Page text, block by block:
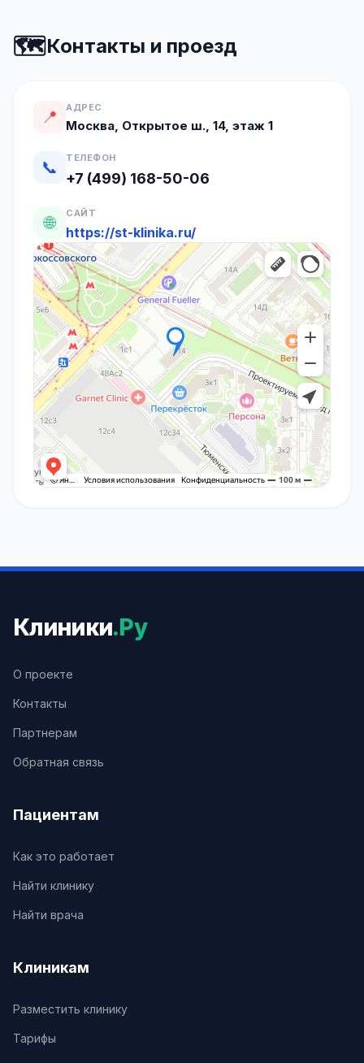
🗺️Контакты и проезд
📍 АДРЕС
Москва, Открытое ш., 14, этаж 1
📞 ТЕЛЕФОН
+7 (499) 168-50-06
🌐 САЙТ
https://st-klinika.ru/
Клиники.Ру
О проекте
Контакты
Партнерам
Обратная связь
Пациентам
Как это работает
Найти клинику
Найти врача
Клиникам
Разместить клинику
Тарифы